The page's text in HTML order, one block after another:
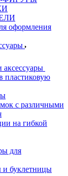
оформления
пластиковую
с различными
на гибкой
для
и буклетницы